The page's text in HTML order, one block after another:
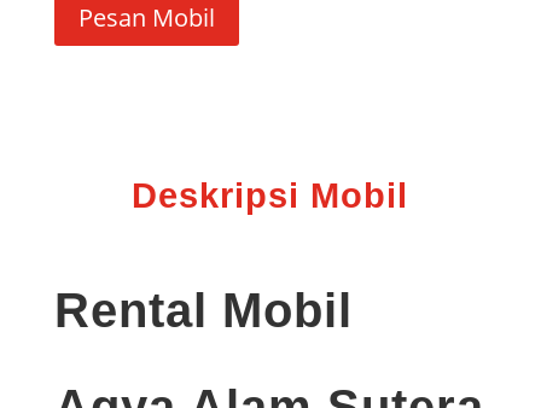
Pesan Mobil
Deskripsi Mobil
Rental Mobil